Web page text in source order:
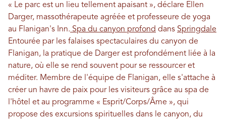
« Le parc est un lieu tellement apaisant », déclare Ellen
Darger, massothérapeute agréée et professeure de yoga
au Flanigan's Inn. Spa du canyon profond dans Springdale
Entourée par les falaises spectaculaires du canyon de
Flanigan, la pratique de Darger est profondément liée à la
nature, où elle se rend souvent pour se ressourcer et
méditer. Membre de l'équipe de Flanigan, elle s'attache à
créer un havre de paix pour les visiteurs grâce au spa de
l'hôtel et au programme « Esprit/Corps/Âme », qui
propose des excursions spirituelles dans le canyon, du